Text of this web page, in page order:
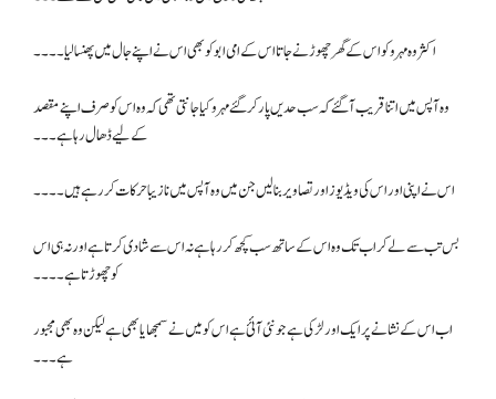
اکثر وہ مہرو کو اس کے گھر چھوڑنے جاتا اس کے امی ابو کو بھی اس نے اپنے جال میں پھنسا لیا۔۔۔۔
وہ آپس میں اتنا قریب آ گئے کہ سب حدیں پار کر گئے مہرو کیا جانتی تھی کہ وہ اس کو صرف اپنے مقصد
کے لیے ڈھال رہا ہے۔۔۔
اس نے اپنی اور اس کی ویڈیوز اور تصاویر بنا لیں جن میں وہ آپس میں نازیبا حرکات کر رہے ہیں۔۔۔۔
بس تب سے لے کر اب تک وہ اس کے ساتھ سب کچھ کر رہا ہے نہ اس سے شادی کرتا ہے اور نہ ہی اس
کو چھوڑتا ہے۔۔۔۔
اب اس کے نشانے پر ایک اور لڑکی ہے جو نئی آئئ ہے اس کو میں نے سمجھایا بھی ہے لیکن وہ بھی مجبور
ہے۔۔۔